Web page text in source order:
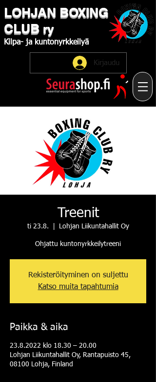
LOHJAN ​BOXING
CLUB ry
Kilpa- ja kuntonyrkkeilyä
Kirjaudu
Treenit
ti 23.8. Lohjan Liikuntahallit Oy
Ohjattu kuntonyrkkeilytreeni
Rekisteröityminen on suljettu
Katso muita tapahtumia
Paikka & aika
23.8.2022 klo 18.30 – 20.00
Lohjan Liikuntahallit Oy, Rantapuisto 45,
08100 Lohja, Finland